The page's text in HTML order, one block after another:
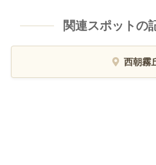
関連スポットの
西朝霧